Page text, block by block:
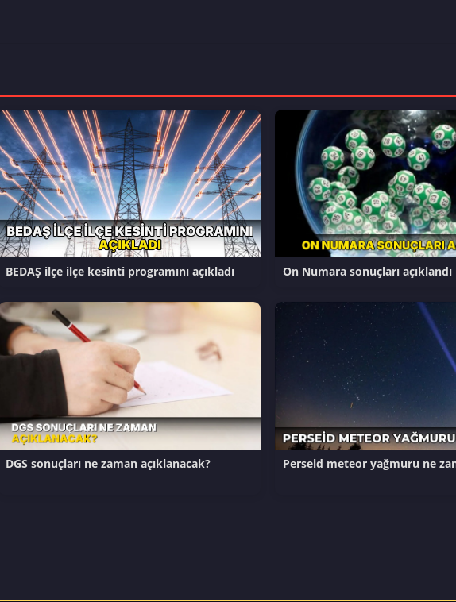
BEDAŞ ilçe ilçe kesinti programını açıkladı On Numara sonuçları açıklandı
DGS sonuçları ne zaman açıklanacak? Perseid meteor yağmuru ne